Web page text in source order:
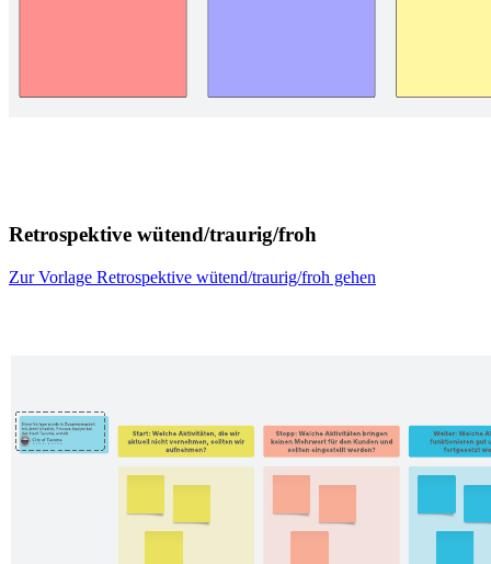
Retrospektive wütend/traurig/froh
Zur Vorlage Retrospektive wütend/traurig/froh gehen